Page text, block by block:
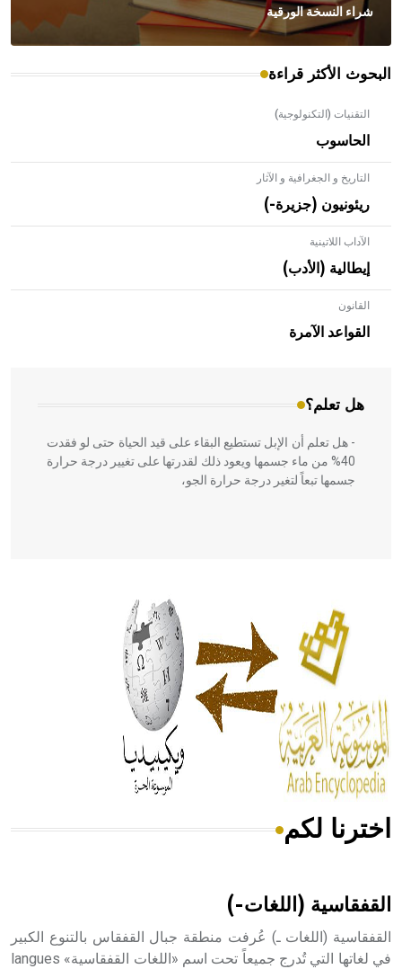
شراء النسخة الورقية
البحوث الأكثر قراءة
التقنيات (التكنولوجية)
الحاسوب
التاريخ و الجغرافية و الآثار
ريئونيون (جزيرة-)
الآداب اللاتينية
إيطالية (الأدب)
القانون
القواعد الآمرة
هل تعلم؟
- هل تعلم أن الأبلق نوع من الفنون الهندسية التي ارتبطت
بالعمارة الإسلامية في بلاد الشام ومصر خاصة، حيث يحرص
المعمار على بناء مداميكه وخاصة في الواجهات
- هل تعلم أن الإبل تستطيع البقاء على قيد الحياة حتى لو فقدت
40% من ماء جسمها ويعود ذلك لقدرتها على تغيير درجة حرارة
جسمها تبعاً لتغير درجة حرارة الجو،
الحكم، الأدلة، تنظيم التغذية، ورسالته في جروح الرأس. ويعود
له الفضل بأنه حرر الطب من الدين والفلسفة.
- هل تعلم أن المرجان إفراز حيواني يتكون في البحر ويتركب
من مادة كربونات الكلسيوم، وهو أحمر أو شديد الحمرة وهو
أجود أنواعه، ويمتاز بكبر الحجم ويسمى الش
هل تعلم أن الأبسيد كلمة فرنسية اللفظ تم اعتمادها مصطلحاً
اخترنا لكم
القفقاسية (اللغات-)
القفقاسية (اللغات ـ) عُرفت منطقة جبال القفقاس بالتنوع الكبير
في لغاتها التي تُدرج جميعاً تحت اسم «اللغات القفقاسية» langues